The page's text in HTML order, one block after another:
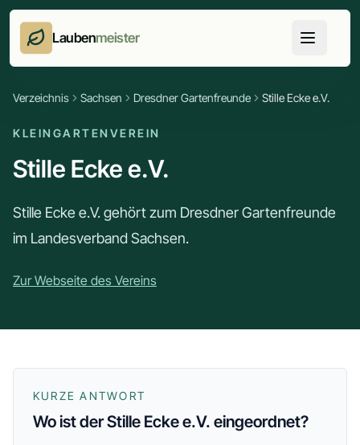
Laubenmeister
Verzeichnis Sachsen Dresdner Gartenfreunde Stille Ecke e.V.
KLEINGARTENVEREIN
Stille Ecke e.V.
Stille Ecke e.V. gehört zum Dresdner Gartenfreunde
im Landesverband Sachsen.
Zur Webseite des Vereins
KURZE ANTWORT
Wo ist der Stille Ecke e.V. eingeordnet?